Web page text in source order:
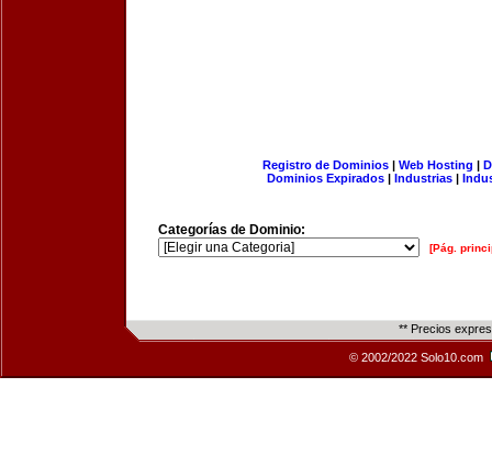
Registro de Dominios| Web Hosting |
Dominios Expirados | Industrias |
Categorías de Dominio:
[Pág.
** Precios
© 2002/2022 Solo10.com